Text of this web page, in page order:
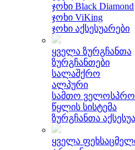
ჯოხი Black Diamond
ჯოხი ViKing
ჯოხი აქსესუარები
ყველა ზურგჩანთა
ზურგჩანთები
სალაშქრო
ალპური
სამთო
წყლის სისტემა
ზურგჩანთა
ყველა